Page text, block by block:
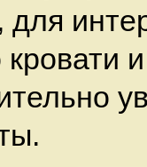
для
кровати